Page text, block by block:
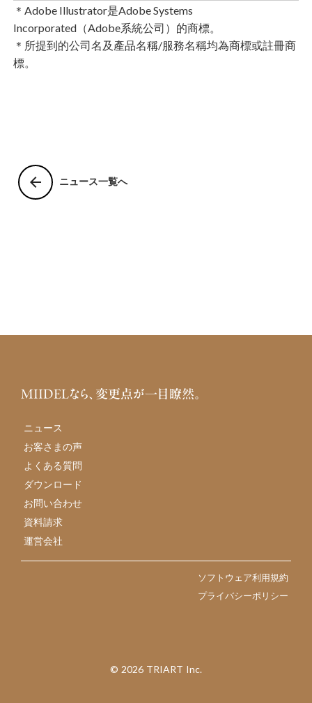
＊Adobe Illustrator是Adobe Systems
Incorporated（Adobe系統公司）的商標。
＊所提到的公司名及產品名稱/服務名稱均為商標或註冊商
標。
arrow_back ニュース一覧へ
MIIDELなら、変更点が一目瞭然。
ニュース
お客さまの声
よくある質問
ダウンロード
お問い合わせ
資料請求
運営会社
ソフトウェア利用規約
プライバシーポリシー
©︎ 2026 TRIART Inc.